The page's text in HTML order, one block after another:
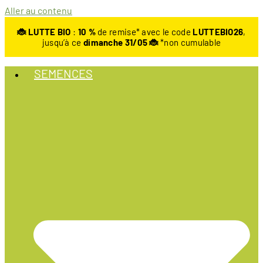
Aller au contenu
🐞 LUTTE BIO : 10 %de remise* avec le code LUTTEBIO26,
jusqu’à ce dimanche 31/05 🐞*non cumulable
SEMENCES